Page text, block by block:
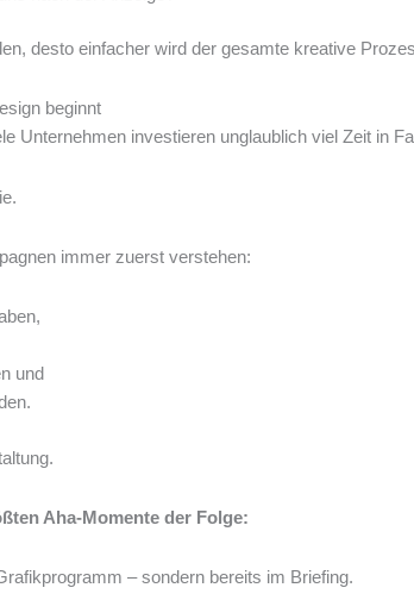
desto einfacher wird der gesamte kreative
beginnt
Unternehmen investieren unglaublich viel Zeit in
immer zuerst verstehen:
und
Aha-Momente der Folge:
– sondern bereits im Briefing.